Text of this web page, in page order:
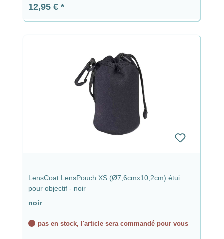
Prix régulier :
12,95 €
LensCoat LensPouch XS (Ø7,6cmx10,2cm) étui
pour objectif - noir
noir
pas en stock, l'article sera commandé pour vous